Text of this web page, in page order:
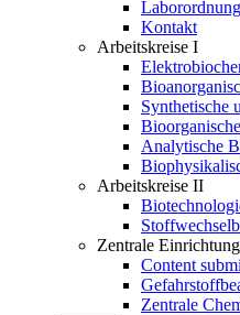
Kontakt
Arbeitskreise I
Synthetische
Analytische
Arbeitskreise II
Zentrale
Content
Zentrale